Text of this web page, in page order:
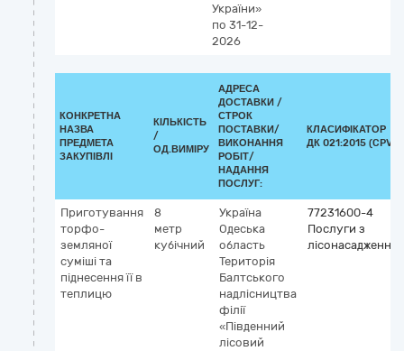
України»
по 31-12-
2026
КОНКРЕТНА
НАЗВА
ПРЕДМЕТА
ЗАКУПІВЛІ
КІЛЬКІСТЬ
/
ОД.ВИМІРУ
АДРЕСА
ДОСТАВКИ /
СТРОК
ПОСТАВКИ/
ВИКОНАННЯ
РОБІТ/
НАДАННЯ
ПОСЛУГ:
КЛАСИФІКАТОР
ДК 021:2015 (CPV)
Приготування
торфо-
земляної
суміші та
піднесення її в
теплицю
8
метр
кубічний
Україна
Одеська
область
Територія
Балтського
надлісництва
філії
«Південний
лісовий
77231600-4
Послуги з
лісонасадження